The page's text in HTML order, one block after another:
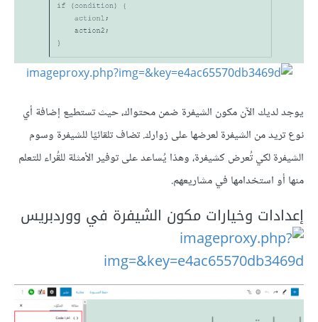
يوجد لديك الآن مكون الشيفرة ضمن محتواك، حيث تستطيع إضافة أي
نوع تريد من الشيفرة لعرضها على زوارك. تضاف تلقائيًا للشيفرة وسوم
الشيفرة لكي تُعرض كشيفرة، وهذا يُساعد على توفير الأمثلة للقُراء للتعلم
منها أو استخدامها في مشاريعهم.
إعدادات وخيارات مكون الشيفرة في ووردبريس